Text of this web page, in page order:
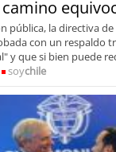
pública, la directiva
con un respaldo
y que si bien puede
soychile